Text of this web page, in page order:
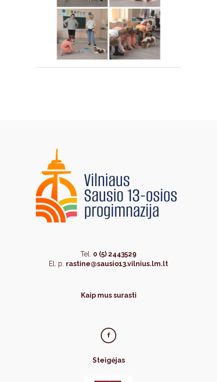
Tel. 0 (5) 2443529
El. p. rastine@sausio13.vilnius.lm.lt
Kaip mus surasti
Steigėjas